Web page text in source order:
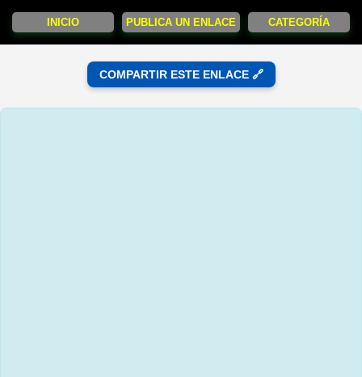
INICIO PUBLICA UN ENLACE CATEGORÍA
COMPARTIR ESTE ENLACE 🔗